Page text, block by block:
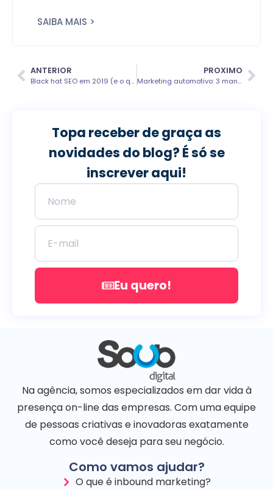
SAIBA MAIS >
ANTERIOR
Black hat SEO em 2019 (e o que você deve fazer em vez dele)
PROXIMO
Marketing automotivo: 3 maneiras de gerar mais vendas
Topa receber de graça as
novidades do blog? É só se
inscrever aqui!
Eu quero!
Na agência, somos especializados em dar vida à
presença on-line das empresas. Com uma equipe
de pessoas criativas e inovadoras exatamente
como você deseja para seu negócio.
Como vamos ajudar?
O que é inbound marketing?